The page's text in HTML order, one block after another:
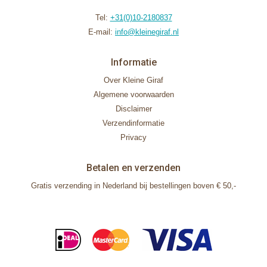
Tel: +31(0)10-2180837
E-mail: info@kleinegiraf.nl
Informatie
Over Kleine Giraf
Algemene voorwaarden
Disclaimer
Verzendinformatie
Privacy
Betalen en verzenden
Gratis verzending in Nederland bij bestellingen boven € 50,-